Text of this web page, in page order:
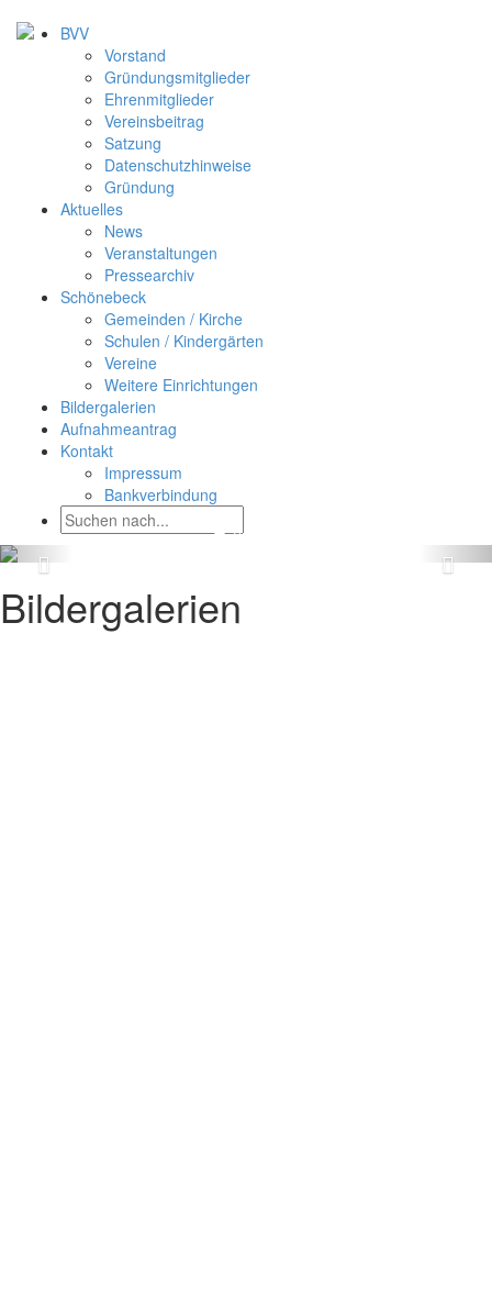
BVV
Vorstand
Gründungsmitglieder
Ehrenmitglieder
Vereinsbeitrag
Satzung
Datenschutzhinweise
Gründung
Aktuelles
News
Veranstaltungen
Pressearchiv
Schönebeck
Gemeinden / Kirche
Schulen / Kindergärten
Vereine
Weitere Einrichtungen
Bildergalerien
Aufnahmeantrag
Kontakt
Impressum
Bankverbindung
Bildergalerien